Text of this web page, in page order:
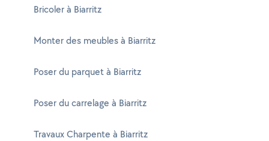
Bricoler à Biarritz
Monter des meubles à Biarritz
Poser du parquet à Biarritz
Poser du carrelage à Biarritz
Travaux Charpente à Biarritz